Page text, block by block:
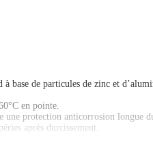
base de particules de zinc et
en pointe.
une protection anticorrosion
après durcissement.
tuyauteries de chauffage.
que pour la finition de